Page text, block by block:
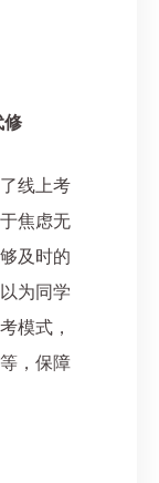
修
线上考
焦虑无
及时的
为同学
模式，
，保障